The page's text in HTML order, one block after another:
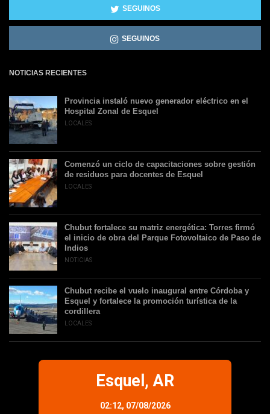
SEGUINOS
SEGUINOS
NOTICIAS RECIENTES
Provincia instaló nuevo generador eléctrico en el
Hospital Zonal de Esquel
LOCALES
Comenzó un ciclo de capacitaciones sobre gestión
de residuos para docentes de Esquel
LOCALES
Chubut fortalece su matriz energética: Torres firmó
el inicio de obra del Parque Fotovoltaico de Paso de
Indios
NOTICIAS
Chubut recibe el vuelo inaugural entre Córdoba y
Esquel y fortalece la promoción turística de la
cordillera
LOCALES
Esquel, AR
02:12, 07/08/2026